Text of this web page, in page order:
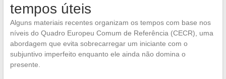
tempos úteis
Alguns materiais recentes organizam os tempos com base nos
níveis do Quadro Europeu Comum de Referência (CECR), uma
abordagem que evita sobrecarregar um iniciante com o
subjuntivo imperfeito enquanto ele ainda não domina o
presente.